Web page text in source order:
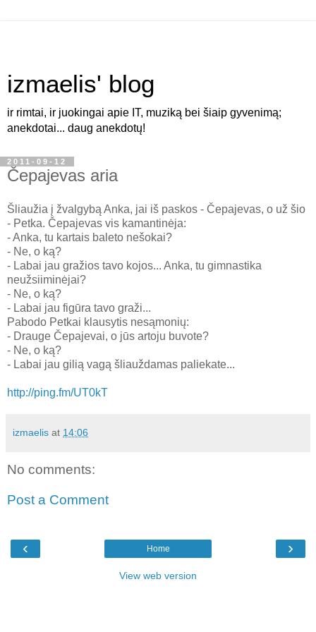
izmaelis' blog
ir rimtai, ir juokingai apie IT, muziką bei šiaip gyvenimą;
anekdotai... daug anekdotų!
2011-09-12
Čepajevas aria
Šliaužia į žvalgybą Anka, jai iš paskos - Čepajevas, o už šio
- Petka. Čepajevas vis kamantinėja:
- Anka, tu kartais baleto nešokai?
- Ne, o ką?
- Labai jau gražios tavo kojos... Anka, tu gimnastika
neužsiiminėjai?
- Ne, o ką?
- Labai jau figūra tavo graži...
Pabodo Petkai klausytis nesąmonių:
- Drauge Čepajevai, o jūs artoju buvote?
- Ne, o ką?
- Labai jau gilią vagą šliauždamas paliekate...
http://ping.fm/UT0kT
izmaelis at 14:06
No comments:
Post a Comment
‹ ›
Home
View web version